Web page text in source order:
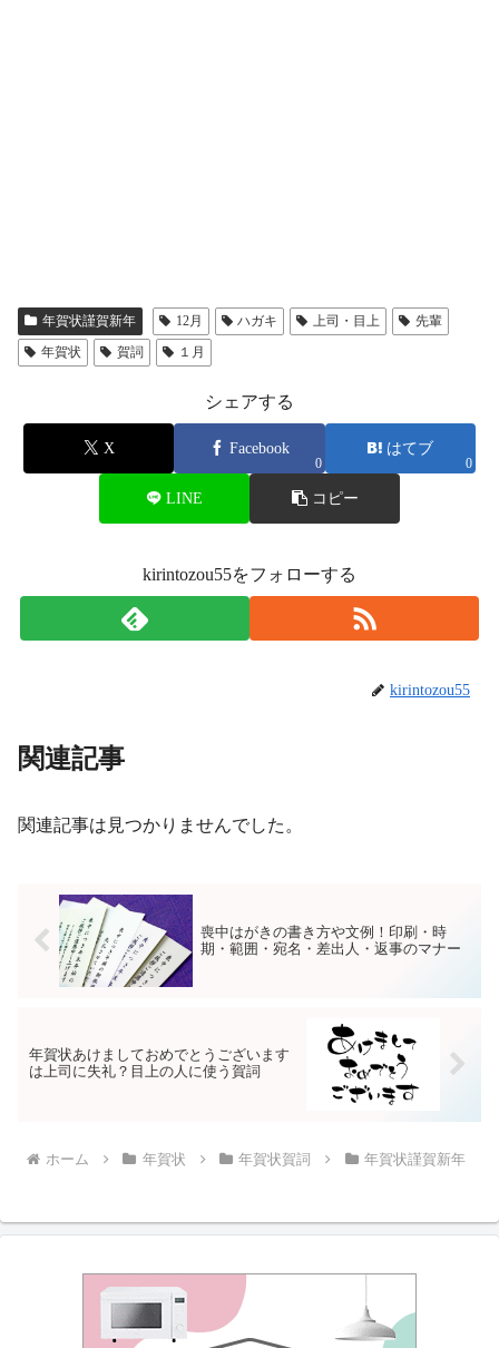
年賀状謹賀新年 12月 ハガキ 上司・目上
先輩
年賀状
賀詞 １月
シェアする
X Facebook
0
はてブ
0
LINE コピー
kirintozou55をフォローする
kirintozou55
関連記事
関連記事は見つかりませんでした。
喪中はがきの書き方や文例！印刷・時
期・範囲・宛名・差出人・返事のマナー
年賀状あけましておめでとうございます
は上司に失礼？目上の人に使う賀詞
ホーム 年賀状 年賀状賀詞 年賀状謹賀新年